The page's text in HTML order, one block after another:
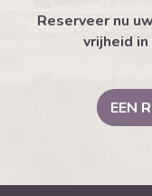
Reserveer nu
vrijheid
EEN